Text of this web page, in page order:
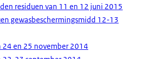
residuen van 11 en 12 juni 2015
gewasbeschermingsmidd 12-13
24 en 25 november 2014